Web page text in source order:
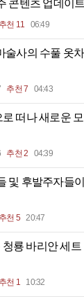
콘텐츠 업데이
추천 11 06:49
술사의 수풀 옷
추천 7 04:43
떠나 새로운
추천 2 04:39
및 후발주자들
추천 5 20:47
룡 바리안 세트
추천 1 10:32